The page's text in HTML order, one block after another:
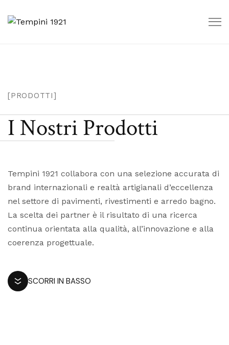
[PRODOTTI]
I Nostri Prodotti
Tempini 1921 collabora con una selezione accurata di
brand internazionali e realtà artigianali d’eccellenza
nel settore di pavimenti, rivestimenti e arredo bagno.
La scelta dei partner è il risultato di una ricerca
continua orientata alla qualità, all’innovazione e alla
coerenza progettuale.
SCORRI IN BASSO